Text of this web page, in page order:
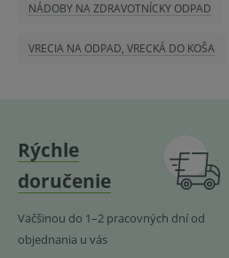
NÁDOBY NA ZDRAVOTNÍCKY ODPAD
VRECIA NA ODPAD, VRECKÁ DO KOŠA
Rýchle
doručenie
Väčšinou do 1–2 pracovných dní od
objednania u vás